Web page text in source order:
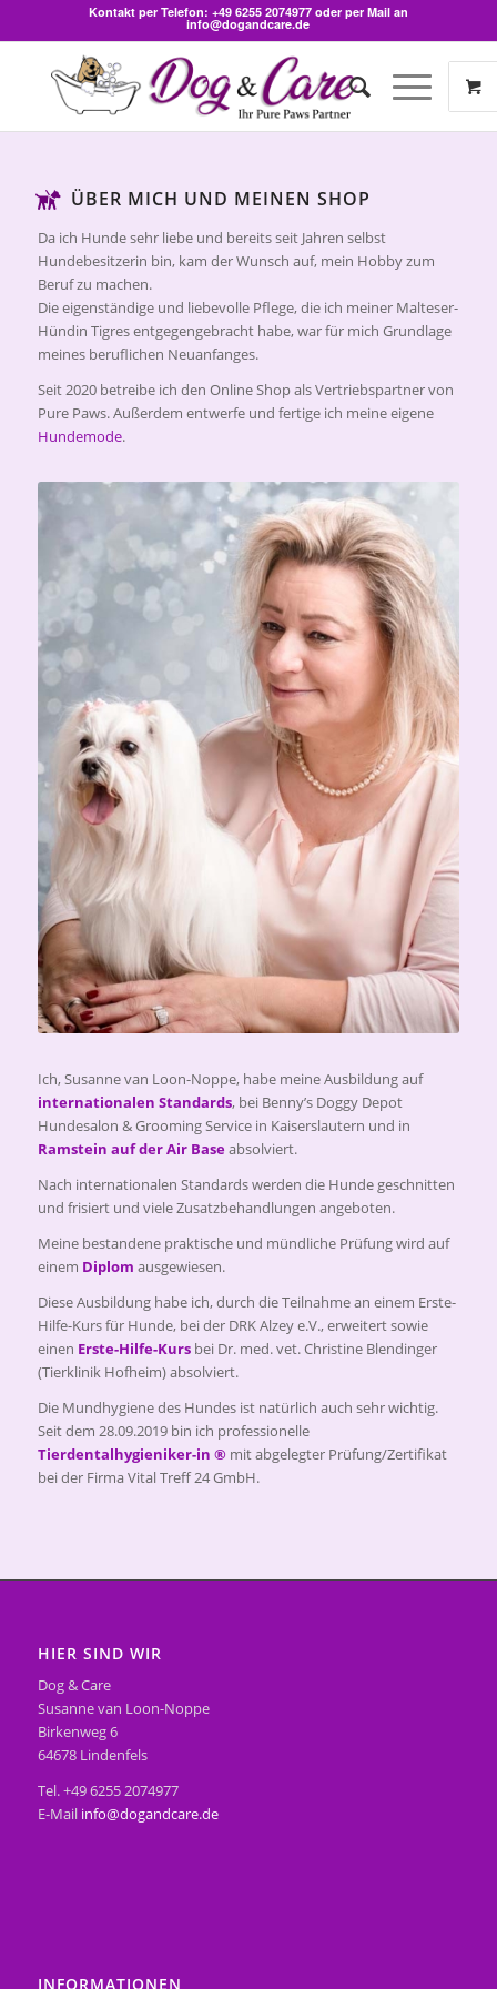
Kontakt per Telefon: +49 6255 2074977oder per Mail an
info@dogandcare.de
ÜBER MICH UND MEINEN SHOP
Da ich Hunde sehr liebe und bereits seit Jahren selbst
Hundebesitzerin bin, kam der Wunsch auf, mein Hobby zum
Beruf zu machen.
Die eigenständige und liebevolle Pflege, die ich meiner Malteser-
Hündin Tigres entgegengebracht habe, war für mich Grundlage
meines beruflichen Neuanfanges.
Seit 2020 betreibe ich den Online Shop als Vertriebspartner von
Pure Paws. Außerdem entwerfe und fertige ich meine eigene
Hundemode.
Ich, Susanne van Loon-Noppe, habe meine Ausbildung auf
internationalen Standards, bei Benny’s Doggy Depot
Hundesalon & Grooming Service in Kaiserslautern und in
Ramstein auf der Air Baseabsolviert.
Nach internationalen Standards werden die Hunde geschnitten
und frisiert und viele Zusatzbehandlungen angeboten.
Meine bestandene praktische und mündliche Prüfung wird auf
einem Diplom ausgewiesen.
Diese Ausbildung habe ich, durch die Teilnahme an einem Erste-
Hilfe-Kurs für Hunde, bei der DRK Alzey e.V., erweitert sowie
einen Erste-Hilfe-Kursbei Dr. med. vet. Christine Blendinger
(Tierklinik Hofheim) absolviert.
Die Mundhygiene des Hundes ist natürlich auch sehr wichtig.
Seit dem 28.09.2019 bin ich professionelle
Tierdentalhygieniker-in ®mit abgelegter Prüfung/Zertifikat
bei der Firma Vital Treff 24 GmbH.
HIER SIND WIR
Dog & Care
Susanne van Loon-Noppe
Birkenweg 6
64678 Lindenfels
Tel. +49 6255 2074977
E-Mail info@dogandcare.de
INFORMATIONEN